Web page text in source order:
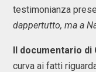
testimonianza
dappertutto, ma a
Il documentario di
curva ai fatti